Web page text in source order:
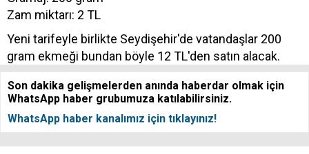
Zam miktarı: 2 TL
Yeni tarifeyle birlikte Seydişehir'de vatandaşlar 200
gram ekmeği bundan böyle 12 TL'den satın alacak.
Son dakika gelişmelerden anında haberdar olmak için
WhatsApp haber grubumuza katılabilirsiniz.
WhatsApp haber kanalımız için tıklayınız!